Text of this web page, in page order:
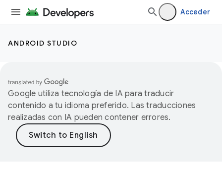
Acceder
ANDROID STUDIO
Google utiliza tecnología de IA para traducir
contenido a tu idioma preferido. Las traducciones
realizadas con IA pueden contener errores.